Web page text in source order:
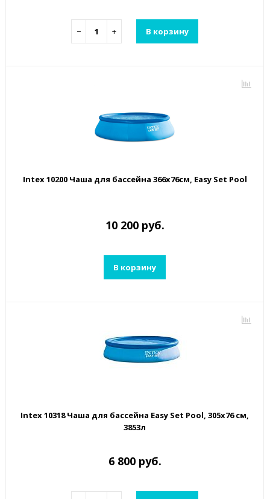
− + В корзину
Intex 10200 Чаша для бассейна 366x76см, Easy Set Pool
10 200 руб.
В корзину
Intex 10318 Чаша для бассейна Easy Set Pool, 305x76 см,
3853л
6 800 руб.